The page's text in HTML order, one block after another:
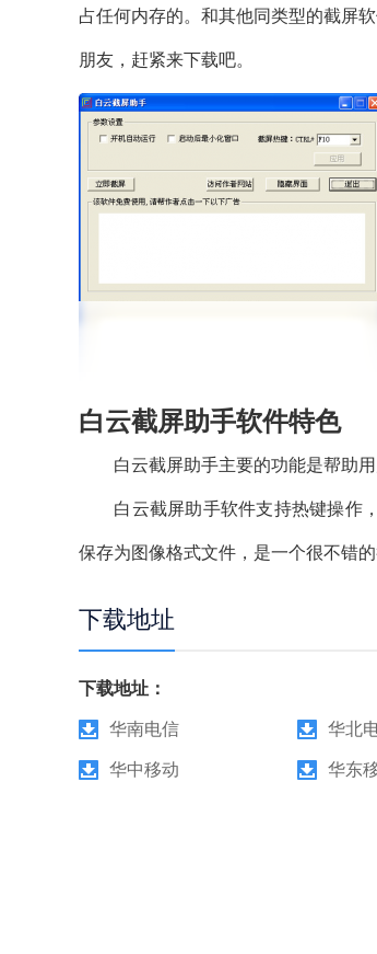
占任何内存的。和其他同类型的截屏
朋友，赶紧来下载吧。
白云截屏助手软件特色
白云截屏助手主要的功能是帮助用
白云截屏助手软件支持热键操作，
保存为图像格式文件，是一个很不错的
下载地址
下载地址：
华南电信 华北
华中移动 华东